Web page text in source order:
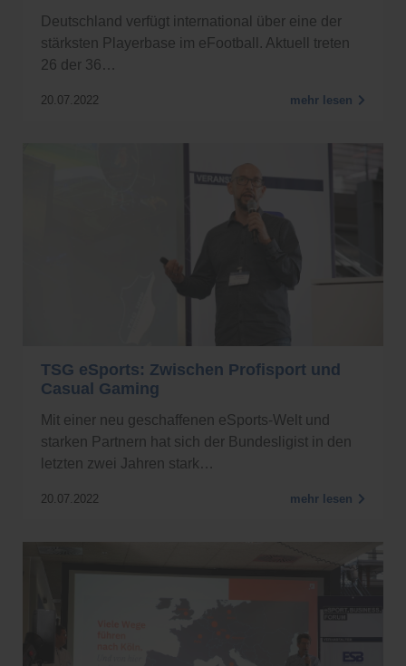
Deutschland verfügt international über eine der
stärksten Playerbase im eFootball. Aktuell treten
26 der 36…
20.07.2022 mehr lesen
TSG eSports: Zwischen Profisport und
Casual Gaming
Mit einer neu geschaffenen eSports-Welt und
starken Partnern hat sich der Bundesligist in den
letzten zwei Jahren stark…
20.07.2022 mehr lesen